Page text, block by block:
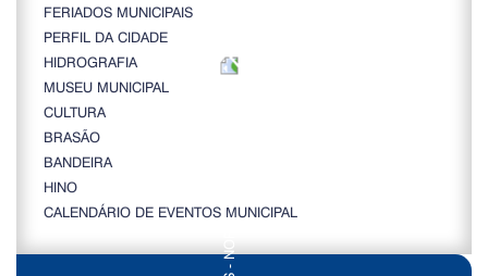
FERIADOS MUNICIPAIS
PERFIL DA CIDADE
HIDROGRAFIA
MUSEU MUNICIPAL
CULTURA
BRASÃO
BANDEIRA
HINO
CALENDÁRIO DE EVENTOS MUNICIPAL